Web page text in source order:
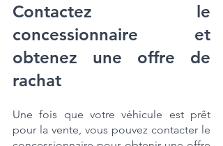
Contactez le
concessionnaire et
obtenez une offre de
rachat
Une fois que votre véhicule est prêt
pour la vente, vous pouvez contacter le